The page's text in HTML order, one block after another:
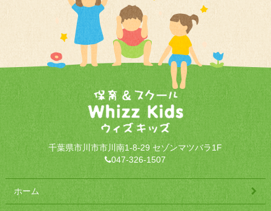
千葉県市川市市川南1-8-29 セゾンマツバラ1F
047-326-1507
ホーム